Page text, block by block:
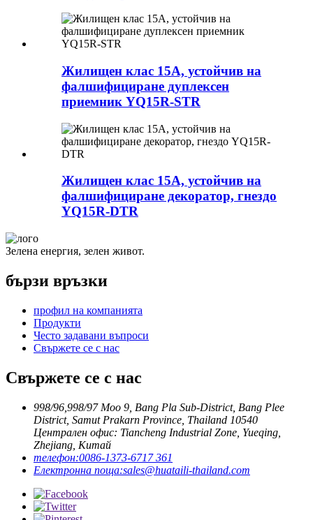
Жилищен клас 15A, устойчив на
фалшифициране дуплексен
приемник YQ15R-STR
Жилищен клас 15A, устойчив на
фалшифициране декоратор, гнездо
YQ15R-DTR
Зелена енергия, зелен живот.
бързи връзки
профил на компанията
Продукти
Често задавани въпроси
Свържете се с нас
Свържете се с нас
998/96,998/97 Moo 9, Bang Pla Sub-District, Bang Plee
District, Samut Prakarn Province, Thailand 10540
Централен офис: Tiancheng Industrial Zone, Yueqing,
Zhejiang, Китай
телефон:0086-1373-6717 361
Електронна поща:sales@huataili-thailand.com